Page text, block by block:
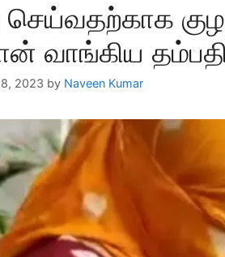
செய்வதற்காக
வாங்கிய
2023 by Naveen Kumar